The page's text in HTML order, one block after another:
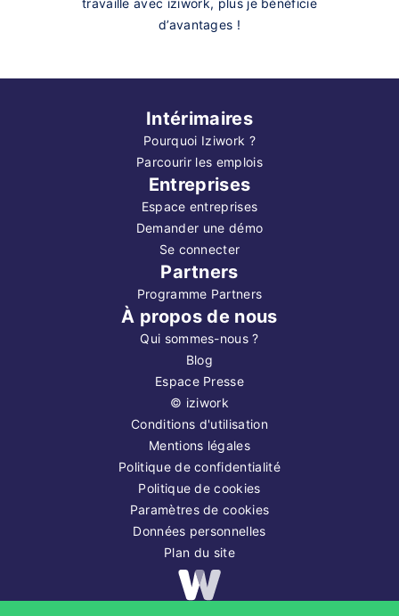
travaille avec iziwork, plus je bénéficie
d’avantages !
Intérimaires
Pourquoi Iziwork ?
Parcourir les emplois
Entreprises
Espace entreprises
Demander une démo
Se connecter
Partners
Programme Partners
À propos de nous
Qui sommes-nous ?
Blog
Espace Presse
© iziwork
Conditions d'utilisation
Mentions légales
Politique de confidentialité
Politique de cookies
Paramètres de cookies
Données personnelles
Plan du site